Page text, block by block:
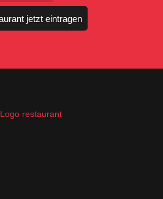
jetzt eintragen